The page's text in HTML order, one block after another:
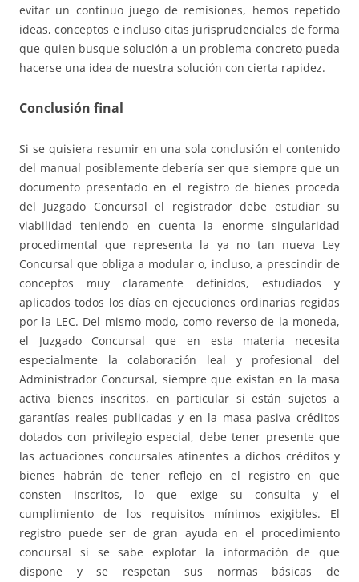
evitar un continuo juego de remisiones, hemos repetido
ideas, conceptos e incluso citas jurisprudenciales de forma
que quien busque solución a un problema concreto pueda
hacerse una idea de nuestra solución con cierta rapidez.
Conclusión final
Si se quisiera resumir en una sola conclusión el contenido
del manual posiblemente debería ser que siempre que un
documento presentado en el registro de bienes proceda
del Juzgado Concursal el registrador debe estudiar su
viabilidad teniendo en cuenta la enorme singularidad
procedimental que representa la ya no tan nueva Ley
Concursal que obliga a modular o, incluso, a prescindir de
conceptos muy claramente definidos, estudiados y
aplicados todos los días en ejecuciones ordinarias regidas
por la LEC. Del mismo modo, como reverso de la moneda,
el Juzgado Concursal que en esta materia necesita
especialmente la colaboración leal y profesional del
Administrador Concursal, siempre que existan en la masa
activa bienes inscritos, en particular si están sujetos a
garantías reales publicadas y en la masa pasiva créditos
dotados con privilegio especial, debe tener presente que
las actuaciones concursales atinentes a dichos créditos y
bienes habrán de tener reflejo en el registro en que
consten inscritos, lo que exige su consulta y el
cumplimiento de los requisitos mínimos exigibles. El
registro puede ser de gran ayuda en el procedimiento
concursal si se sabe explotar la información de que
dispone y se respetan sus normas básicas de